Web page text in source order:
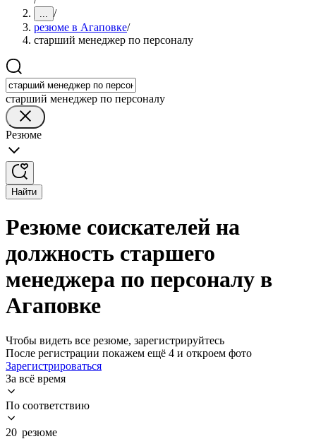
... /
резюме в Агаповке/
старший менеджер по персоналу
старший менеджер по персоналу
Резюме
Найти
Резюме соискателей на
должность старшего
менеджера по персоналу в
Агаповке
Чтобы видеть все резюме, зарегистрируйтесь
После регистрации покажем ещё 4 и откроем фото
Зарегистрироваться
За всё время
По соответствию
20 резюме